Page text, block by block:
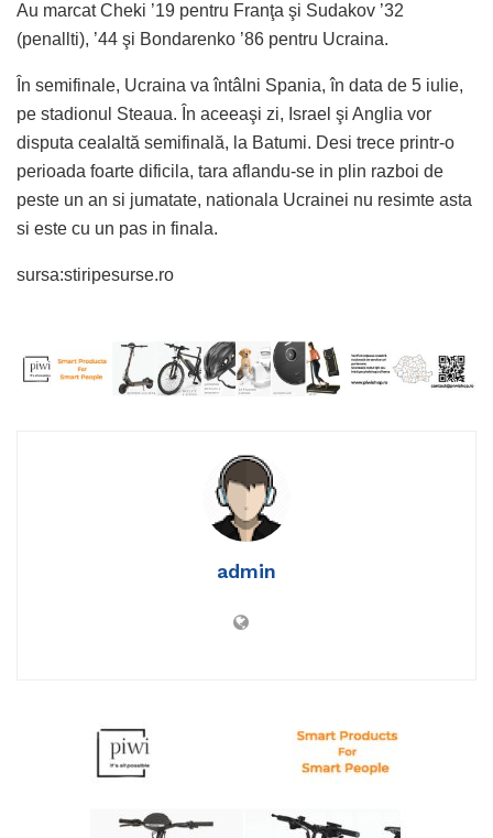
Au marcat Cheki ’19 pentru Franţa şi Sudakov ’32
(penallti), ’44 şi Bondarenko ’86 pentru Ucraina.
În semifinale, Ucraina va întâlni Spania, în data de 5 iulie,
pe stadionul Steaua. În aceeaşi zi, Israel şi Anglia vor
disputa cealaltă semifinală, la Batumi. Desi trece printr-o
perioada foarte dificila, tara aflandu-se in plin razboi de
peste un an si jumatate, nationala Ucrainei nu resimte asta
si este cu un pas in finala.
sursa:stiripesurse.ro
admin